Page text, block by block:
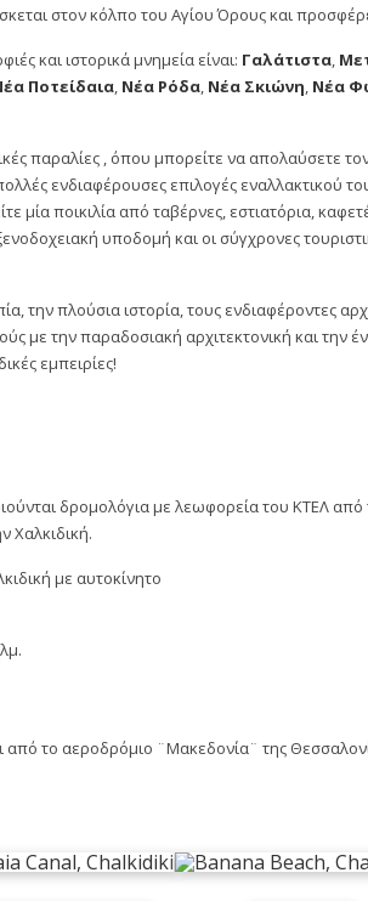
στον κόλπο του Αγίου Όρους και
και ιστορικά μνημεία είναι: Γαλάτιστα,
Ποτείδαια, Νέα Ρόδα, Νέα Σκιώνη, Νέα
παραλίες , όπου μπορείτε να απολαύσετε
ενδιαφέρουσες επιλογές εναλλακτικού
μία ποικιλία από ταβέρνες, εστιατόρια,
υποδομή και οι σύγχρονες
την πλούσια ιστορία, τους ενδιαφέροντες
με την παραδοσιακή αρχιτεκτονική και την
εμπειρίες!
δρομολόγια με λεωφορεία του ΚΤΕΛ από
Χαλκιδική.
με αυτοκίνητο
από το αεροδρόμιο ¨Μακεδονία¨ της